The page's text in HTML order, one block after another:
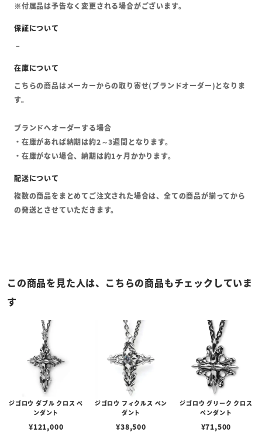
※付属品は予告なく変更される場合がございます。
こちらの商品はメーカーからの取り寄せ(ブランドオーダー)となりま
す。
ブランドへオーダーする場合
・在庫があれば納期は約2～3週間となります。
・在庫がない場合、納期は約1ヶ月かかります。
複数の商品をまとめてご注文された場合は、全ての商品が揃ってから
の発送とさせていただきます。
この商品を見た人は、こちらの商品もチェックしていま
す
ジゴロウ ダブル クロス ペ
ンダント
¥121,000
ジゴロウ フィクルス ペン
ダント
¥38,500
ジゴロウ グリーク クロス
ペンダント
¥71,500